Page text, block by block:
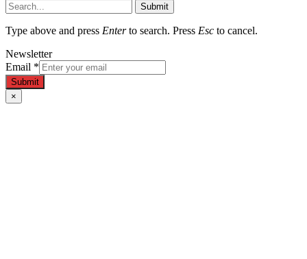
Submit
Type above and press Enterto search. Press Esc to cancel.
Newsletter
Email *
Submit
×